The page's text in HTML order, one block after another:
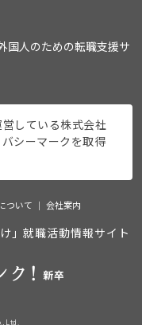
国人のための転職支援サ
している株式会社
シーマークを取得
ついて 会社案内
」就職活動情報サイト
Ltd.